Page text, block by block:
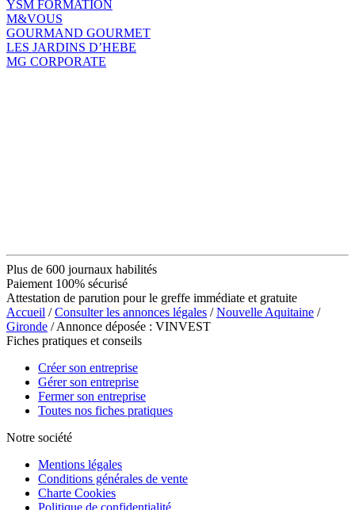
YSM FORMATION
M&VOUS
GOURMAND GOURMET
LES JARDINS D’HEBE
MG CORPORATE
Plus de 600 journaux habilités
Paiement 100% sécurisé
Attestation de parution pour le greffe immédiate et gratuite
Accueil /Consulter les annonces légales /Nouvelle Aquitaine /
Gironde / Annonce déposée : VINVEST
Fiches pratiques et conseils
Créer son entreprise
Gérer son entreprise
Fermer son entreprise
Toutes nos fiches pratiques
Notre société
Mentions légales
Conditions générales de vente
Charte Cookies
Politique de confidentialité